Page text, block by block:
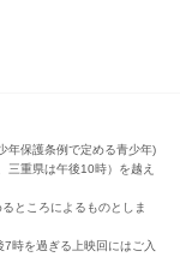
年保護条例で定める青少年)
三重県は午後10時）を越え
ところによるものとしま
時を過ぎる上映回にはご入